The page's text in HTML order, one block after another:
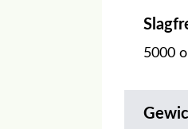
5000